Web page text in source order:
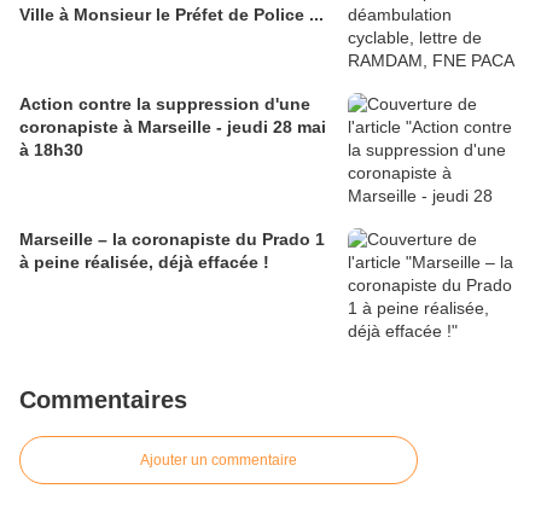
Ville à Monsieur le Préfet de Police ...
Action contre la suppression d'une
coronapiste à Marseille - jeudi 28 mai
à 18h30
Marseille – la coronapiste du Prado 1
à peine réalisée, déjà effacée !
Commentaires
Ajouter un commentaire